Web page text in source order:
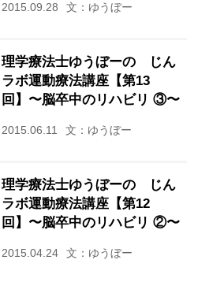
2015.09.28 文：ゆうぼー
理学療法士ゆうぼーの じん
ラボ運動療法講座【第13
回】〜脳卒中のリハビリ ③〜
2015.06.11 文：ゆうぼー
理学療法士ゆうぼーの じん
ラボ運動療法講座【第12
回】〜脳卒中のリハビリ ②〜
2015.04.24 文：ゆうぼー